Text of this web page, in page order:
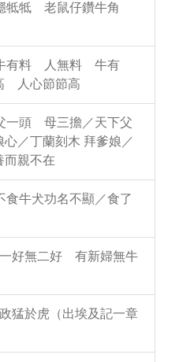
牴牴 老鼠仔鑽牛角
有料 人無料 牛有
人心節節高
一頭 母三擔／天下父
／丁蘭刻木 拜爹娘／
而親不在
食牛犬功名不顯／食了
好無二好 有新婦無牛
猛於虎（出埃及記一章